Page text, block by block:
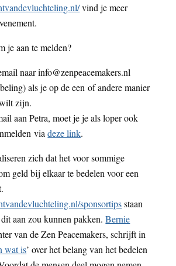
vind je meer
je aan te melden?
naar info@zenpeacemakers.nl
als je op de een of andere manier
zijn.
aan Petra, moet je je als loper ook
viadeze link.
zich dat het voor sommige
geld bij elkaar te bedelen voor een
sponsortipsstaan
aan zou kunnen pakken.Bernie
van de Zen Peacemakers, schrijft in
wat is’ over het belang van het bedelen